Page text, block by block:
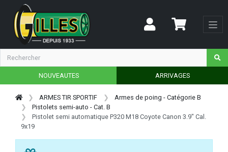
NOUVEAUTES ARRIVAGES
ARMES TIR SPORTIF
Armes de poing - Catégorie B
Pistolets semi-auto - Cat. B
Pistolet semi automatique P320 M18 Coyote Canon 3.9" Cal.
9x19